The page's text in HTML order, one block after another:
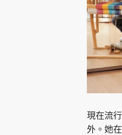
集團旗
東周刊
現在流
外。她